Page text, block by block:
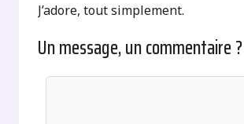
J’adore, tout simplement.
Un message, un commentaire ?